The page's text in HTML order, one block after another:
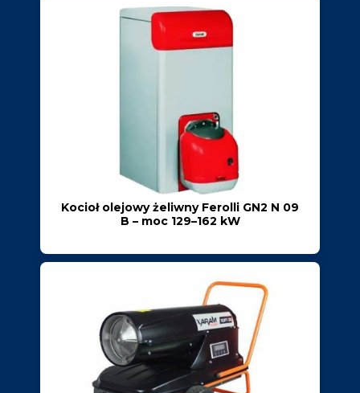
Kocioł olejowy żeliwny Ferolli GN2 N 09
B – moc 129–162 kW